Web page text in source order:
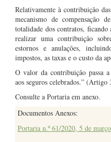
Relativamente à contribuição
mecanismo de compensação
totalidade dos contratos, ficando
realizar uma contribuição
estornos e anulações,
impostos, as taxas e o custo da
O valor da contribuição passa
aos seguros celebrados.” (Artigo
Consulte a Portaria em anexo.
Documentos Anexos:
Portaria n.º 61/2020, 5 de março